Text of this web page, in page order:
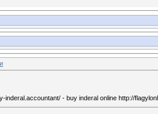
inderal.accountant/ - buy inderal online http://